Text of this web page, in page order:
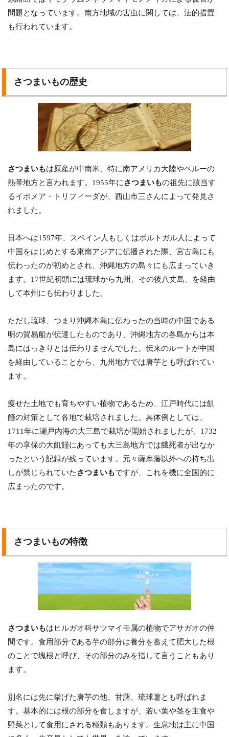
問題となっています。南方地域の害虫に関しては、法的措置
も行われています。
さつまいもの歴史
さつまいもは原産が中南米、特に南アメリカ大陸やペルーの
熱帯地方と言われます。1955年に さつまいもの祖先に該当す
るイポメア・トリフィーダが、西山市三さんによって発見さ
れました。
日本へは1597年、スペイン人もしくはポルトガル人によって
中国をはじめとする東南アジアに伝播された際、宮古島にも
伝わったのが初めとされ、沖縄地方の島々にも広まっていき
ます。17世紀初頭には琉球から九州、その後八丈島、を経由
して本州にも伝わりました。
ただし琉球、つまり沖縄本島に伝わったの当時の中国である
明の貿易船が伝達したものであり、沖縄地方の各島からは本
島にはっきりとは伝わりませんでした。伝来のルートが中国
を経由していることから、九州地方では唐芋とも呼ばれてい
ます。
痩せた土地でも育ちやすい植物であるため、江戸時代には飢
饉の対策として各地で栽培されました。具体例としては、
1711年に瀬戸内海の大三島で栽培が開始されましたが、1732
年の享保の大飢饉にあっても大三島地方では餓死者が出なか
ったという記録が残っています。元々薩摩藩以外への持ち出
しが禁じられていた さつまいもですが、これを機に全国的に
広まったのです。
さつまいもの特徴
さつまいもはヒルガオ科サツマイモ属の植物でアサガオの仲
間です。食用部分である芋の部分は養分を蓄えて肥大した根
のことで塊根と呼び、その部分のみを指して言うこともあり
ます。
別名には先に挙げた唐芋の他、甘藷、琉球薯とも呼ばれま
す。基本的には根の部分を食しますが、若い葉や茎を主食や
野菜として食用にされる種類もあります。生息地は主に中国